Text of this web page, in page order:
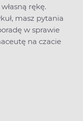
rękę.
masz pytania
w sprawie
na czacie